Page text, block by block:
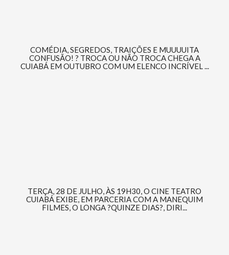
COMÉDIA, SEGREDOS, TRAIÇÕES E MUUUUITA
CONFUSÃO! ? TROCA OU NÃO TROCA CHEGA A
CUIABÁ EM OUTUBRO COM UM ELENCO INCRÍVEL ...
TERÇA, 28 DE JULHO, ÀS 19H30, O CINE TEATRO
CUIABÁ EXIBE, EM PARCERIA COM A MANEQUIM
FILMES, O LONGA ?QUINZE DIAS?, DIRI...